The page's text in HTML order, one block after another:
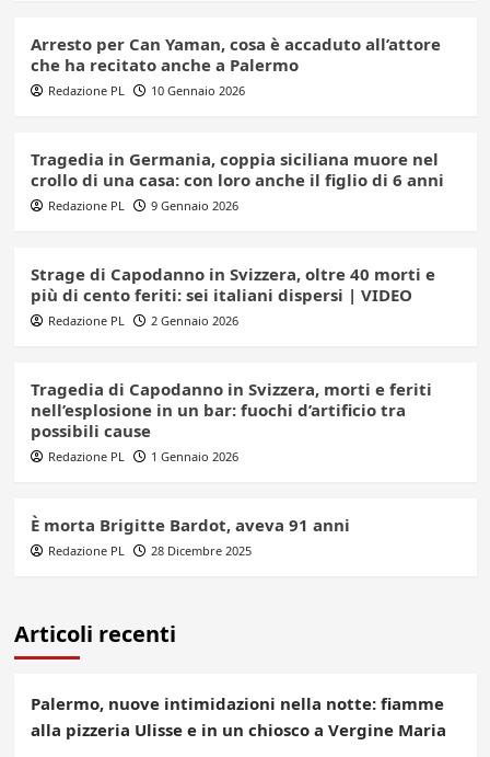
Arresto per Can Yaman, cosa è accaduto all’attore
che ha recitato anche a Palermo
Redazione PL 10 Gennaio 2026
Tragedia in Germania, coppia siciliana muore nel
crollo di una casa: con loro anche il figlio di 6 anni
Redazione PL 9 Gennaio 2026
Strage di Capodanno in Svizzera, oltre 40 morti e
più di cento feriti: sei italiani dispersi | VIDEO
Redazione PL 2 Gennaio 2026
Tragedia di Capodanno in Svizzera, morti e feriti
nell’esplosione in un bar: fuochi d’artificio tra
possibili cause
Redazione PL 1 Gennaio 2026
È morta Brigitte Bardot, aveva 91 anni
Redazione PL 28 Dicembre 2025
Articoli recenti
Palermo, nuove intimidazioni nella notte: fiamme
alla pizzeria Ulisse e in un chiosco a Vergine Maria